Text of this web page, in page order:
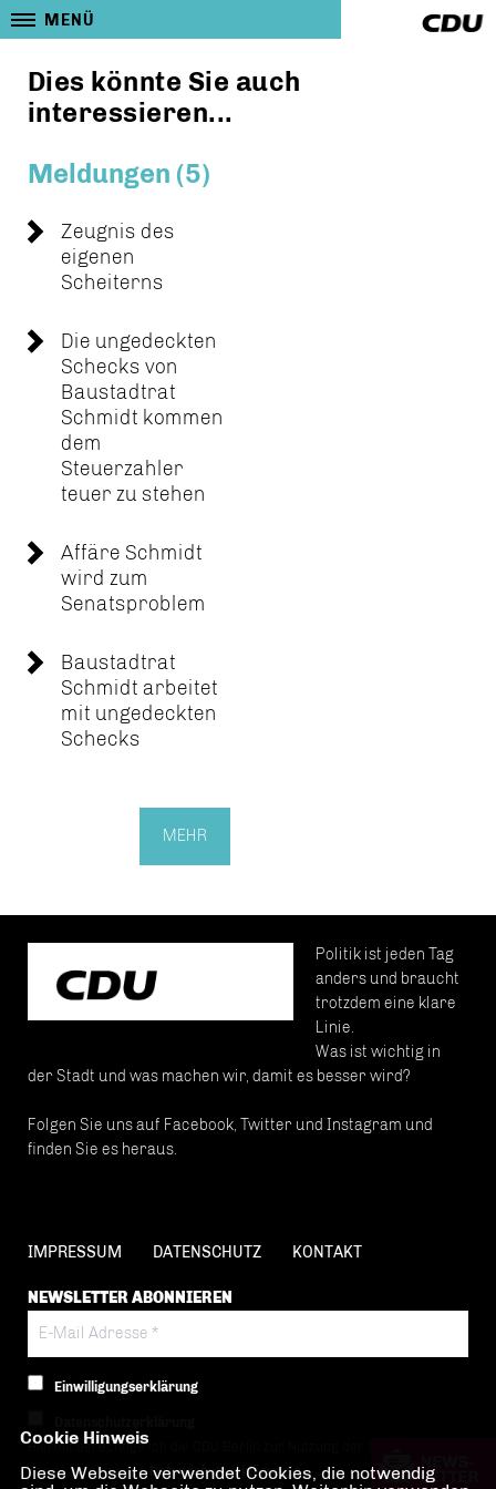
MENÜ
Dies könnte Sie auch
interessieren...
Meldungen (5)
Zeugnis des
eigenen
Scheiterns
Die ungedeckten
Schecks von
Baustadtrat
Schmidt kommen
dem
Steuerzahler
teuer zu stehen
Affäre Schmidt
wird zum
Senatsproblem
Baustadtrat
Schmidt arbeitet
mit ungedeckten
Schecks
MEHR
Politik ist jeden Tag
anders und braucht
trotzdem eine klare
Linie.
Was ist wichtig in
der Stadt und was machen wir, damit es besser wird?
Folgen Sie uns auf Facebook, Twitter und Instagram und
finden Sie es heraus.
IMPRESSUM DATENSCHUTZ KONTAKT
NEWSLETTER ABONNIEREN
Einwilligungserklärung
Hiermit berechtige ich die CDU Berlin zur Nutzung der Daten im Sinn
der nachfolgenden Datenschutzerklärung.*
Cookie Hinweis
Diese Webseite verwendet Cookies, die notwendig